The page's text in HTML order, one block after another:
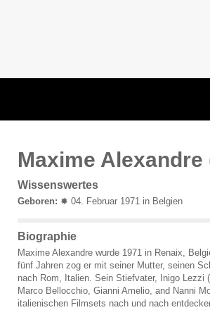
Maxime Alexandre
Wissenswertes
Geboren: ✹ 04. Februar 1971 in Belgien
Biographie
Maxime Alexandre wurde 1971 in Renaix,
fünf Jahren zog er mit seiner Mutter, seinen
nach Rom, Italien. Sein Stiefvater, Inigo Lezzi
Marco Bellocchio, Gianni Amelio, and Nanni
italienischen Filmsets nach und nach